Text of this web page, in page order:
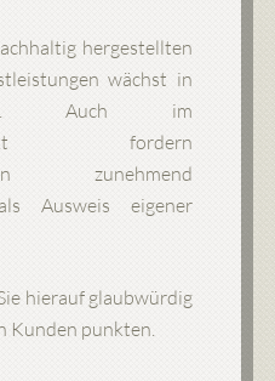
hergestellten
wächst in
Auch im
fordern
zunehmend
Ausweis eigener
hierauf glaubwürdig
Kunden punkten.